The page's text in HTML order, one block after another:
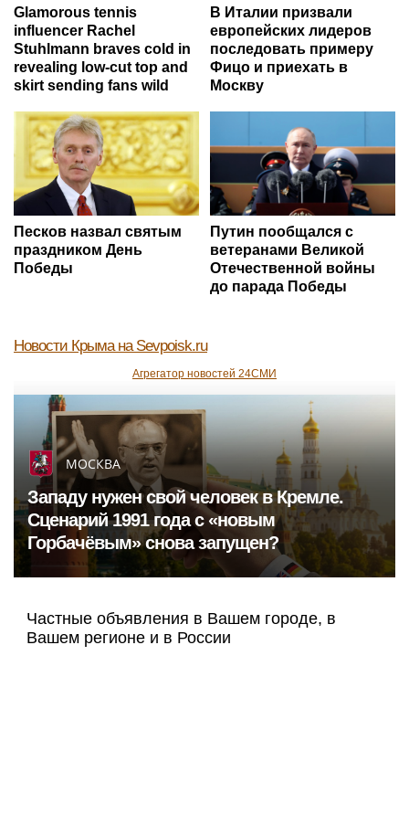
Glamorous tennis
influencer Rachel
Stuhlmann braves cold in
revealing low-cut top and
skirt sending fans wild
В Италии призвали
европейских лидеров
последовать примеру
Фицо и приехать в
Москву
Песков назвал святым
праздником День
Победы
Путин пообщался с
ветеранами Великой
Отечественной войны
до парада Победы
Новости Крыма на Sevpoisk.ru
Агрегатор новостей 24СМИ
МОСКВА
Западу нужен свой человек в Кремле.
Сценарий 1991 года с «новым
Горбачёвым» снова запущен?
Частные объявления в Вашем городе, в
Вашем регионе и в России